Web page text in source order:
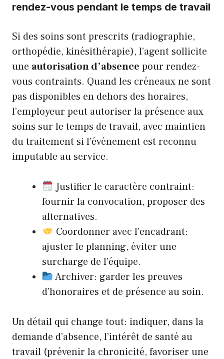
rendez-vous pendant le temps de travail
Si des soins sont prescrits (radiographie,
orthopédie, kinésithérapie), l’agent sollicite
une autorisation d’absence pour rendez-
vous contraints. Quand les créneaux ne sont
pas disponibles en dehors des horaires,
l’employeur peut autoriser la présence aux
soins sur le temps de travail, avec maintien
du traitement si l’événement est reconnu
imputable au service.
Justifier le caractère contraint:
fournir la convocation, proposer des
alternatives.
Coordonner avec l’encadrant:
ajuster le planning, éviter une
surcharge de l’équipe.
Archiver: garder les preuves
d’honoraires et de présence au soin.
Un détail qui change tout: indiquer, dans la
demande d’absence, l’intérêt de santé au
travail (prévenir la chronicité, favoriser une